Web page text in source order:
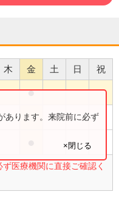
木 金 土 日 祝
●
●
医療機関に直接ご確認く
あります。来院前に必ず
×閉じる